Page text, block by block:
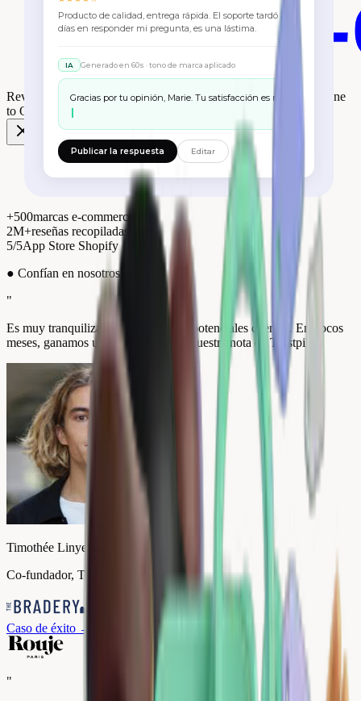
Review Collect gana el Premio One to One Monaco Retail
en One
to One Mónaco 🎉
Producto de calidad, entrega rápida. El soporte tardó 3
días en responder mi pregunta, es una lástima.
IA Generado en 60s · tono de marca aplicado
Gracias por tu opinión, Marie. Tu satisfacción es nuestra prioridad y
Publicar la respuesta Editar
+500marcas e-commerce
2M+reseñas recopiladas
5/5App Store Shopify
● Confían en nosotros
"
Es muy tranquilizador para nuestros potenciales clientes. En pocos
meses, ganamos un punto entero en nuestra nota de Trustpilot.
Timothée Linyer
Co-fundador, The Bradery
Caso de éxito →
"